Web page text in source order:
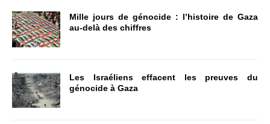
Mille jours de génocide : l’histoire de Gaza
au-delà des chiffres
Les Israéliens effacent les preuves du
génocide à Gaza